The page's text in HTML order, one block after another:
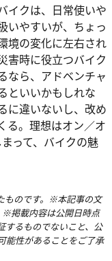
イクは、日常使いや
いやすいが、ちょっ
境の変化に左右され
害時に役立つバイク
ら、アドベンチャ
といいかもしれな
に違いないし、改め
る。理想はオン／オ
って、バイクの魅
ものです。※本記事の文
※掲載内容は公開日時点
するものでないこと、公
能性があることをご了承